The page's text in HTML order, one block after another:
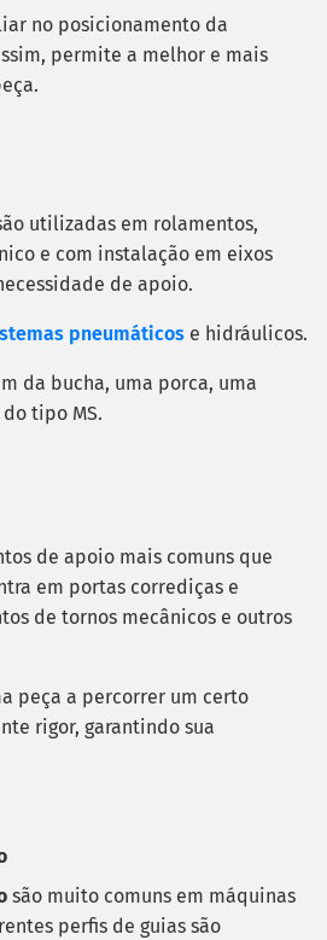
no posicionamento da
permite a melhor e mais
utilizadas em rolamentos,
e com instalação em eixos
de apoio.
pneumáticos e hidráulicos.
da bucha, uma porca, uma
tipo MS.
de apoio mais comuns que
em portas corrediças e
de tornos mecânicos e outros
peça a percorrer um certo
rigor, garantindo sua
são muito comuns em máquinas
perfis de guias são